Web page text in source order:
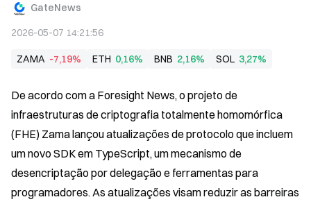
GateNews
2026-05-07 14:21:56
ZAMA -7,19% ETH 0,16% BNB 2,16% SOL 3,27%
De acordo com a Foresight News, o projeto de
infraestruturas de criptografia totalmente homomórfica
(FHE) Zama lançou atualizações de protocolo que incluem
um novo SDK em TypeScript, um mecanismo de
desencriptação por delegação e ferramentas para
programadores. As atualizações visam reduzir as barreiras